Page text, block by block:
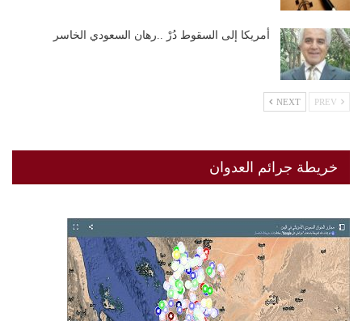
أمريكا إلى السقوط دُرْ ..رهان السعودي الخاسر
NEXT
خريطة جرائم العدوان